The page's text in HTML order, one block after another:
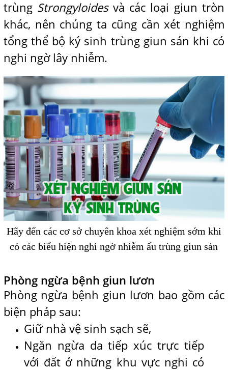
trùng Strongyloidesvà các loại giun tròn
khác, nên chúng ta cũng cần xét nghiệm
tổng thể bộ ký sinh trùng giun sán khi có
nghi ngờ lây nhiễm.
Hãy đến các cơ sở chuyên khoa xét nghiệm sớm khi
có các biểu hiện nghi ngờ nhiễm ấu trùng giun sán
Phòng ngừa bệnh giun lươn
Phòng ngừa bệnh giun lươn bao gồm các
biện pháp sau:
Giữ nhà vệ sinh sạch sẽ,
Ngăn ngừa da tiếp xúc trực tiếp
với đất ở những khu vực nghi có